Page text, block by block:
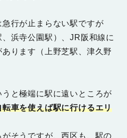
行が止まらない駅ですが
、浜寺公園駅）、JR阪和線に
ります（上野芝駅、津久野
と極端に駅に遠いところが
車を使えば駅に行けるエリ
そうですが、西区も、駅の